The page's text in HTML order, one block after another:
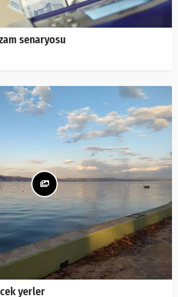
senaryosu
yerler